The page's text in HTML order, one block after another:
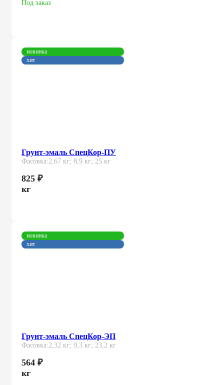
Под заказ
новинка
хит
Грунт-эмаль СпецКор-ПУ
Фасовка:2,67 кг; 8,9 кг; 25 кг
825 ₽
кг
новинка
хит
Грунт-эмаль СпецКор-ЭП
Фасовка:2,32 кг; 9,3 кг; 23,2 кг
564 ₽
кг